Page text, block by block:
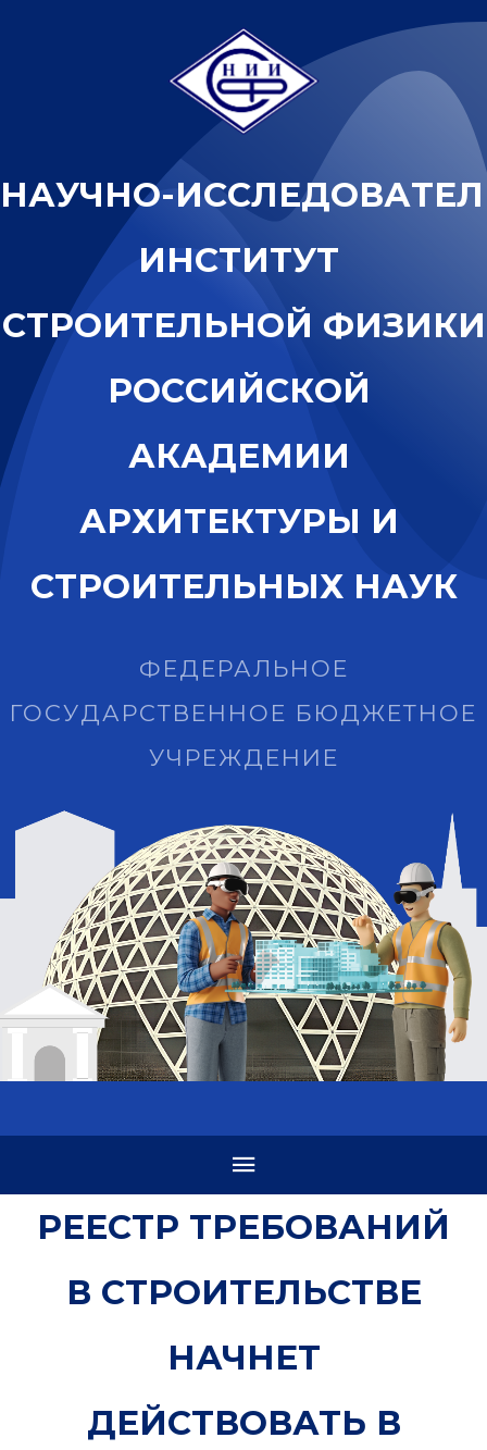
НАУЧНО-ИССЛЕДОВАТЕЛ
ИНСТИТУТ
СТРОИТЕЛЬНОЙ ФИЗИКИ
РОССИЙСКОЙ
АКАДЕМИИ
АРХИТЕКТУРЫ И
СТРОИТЕЛЬНЫХ НАУК
ФЕДЕРАЛЬНОЕ
ГОСУДАРСТВЕННОЕ БЮДЖЕТНОЕ
УЧРЕЖДЕНИЕ
РЕЕСТР ТРЕБОВАНИЙ
В СТРОИТЕЛЬСТВЕ
НАЧНЕТ
ДЕЙСТВОВАТЬ В